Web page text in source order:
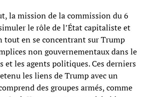
la mission de la commission du 6
le rôle de l’État capitaliste et
tout en se concentrant sur Trump
non gouvernementaux dans le
et les agents politiques. Ces derniers
les liens de Trump avec un
des groupes armés, comme